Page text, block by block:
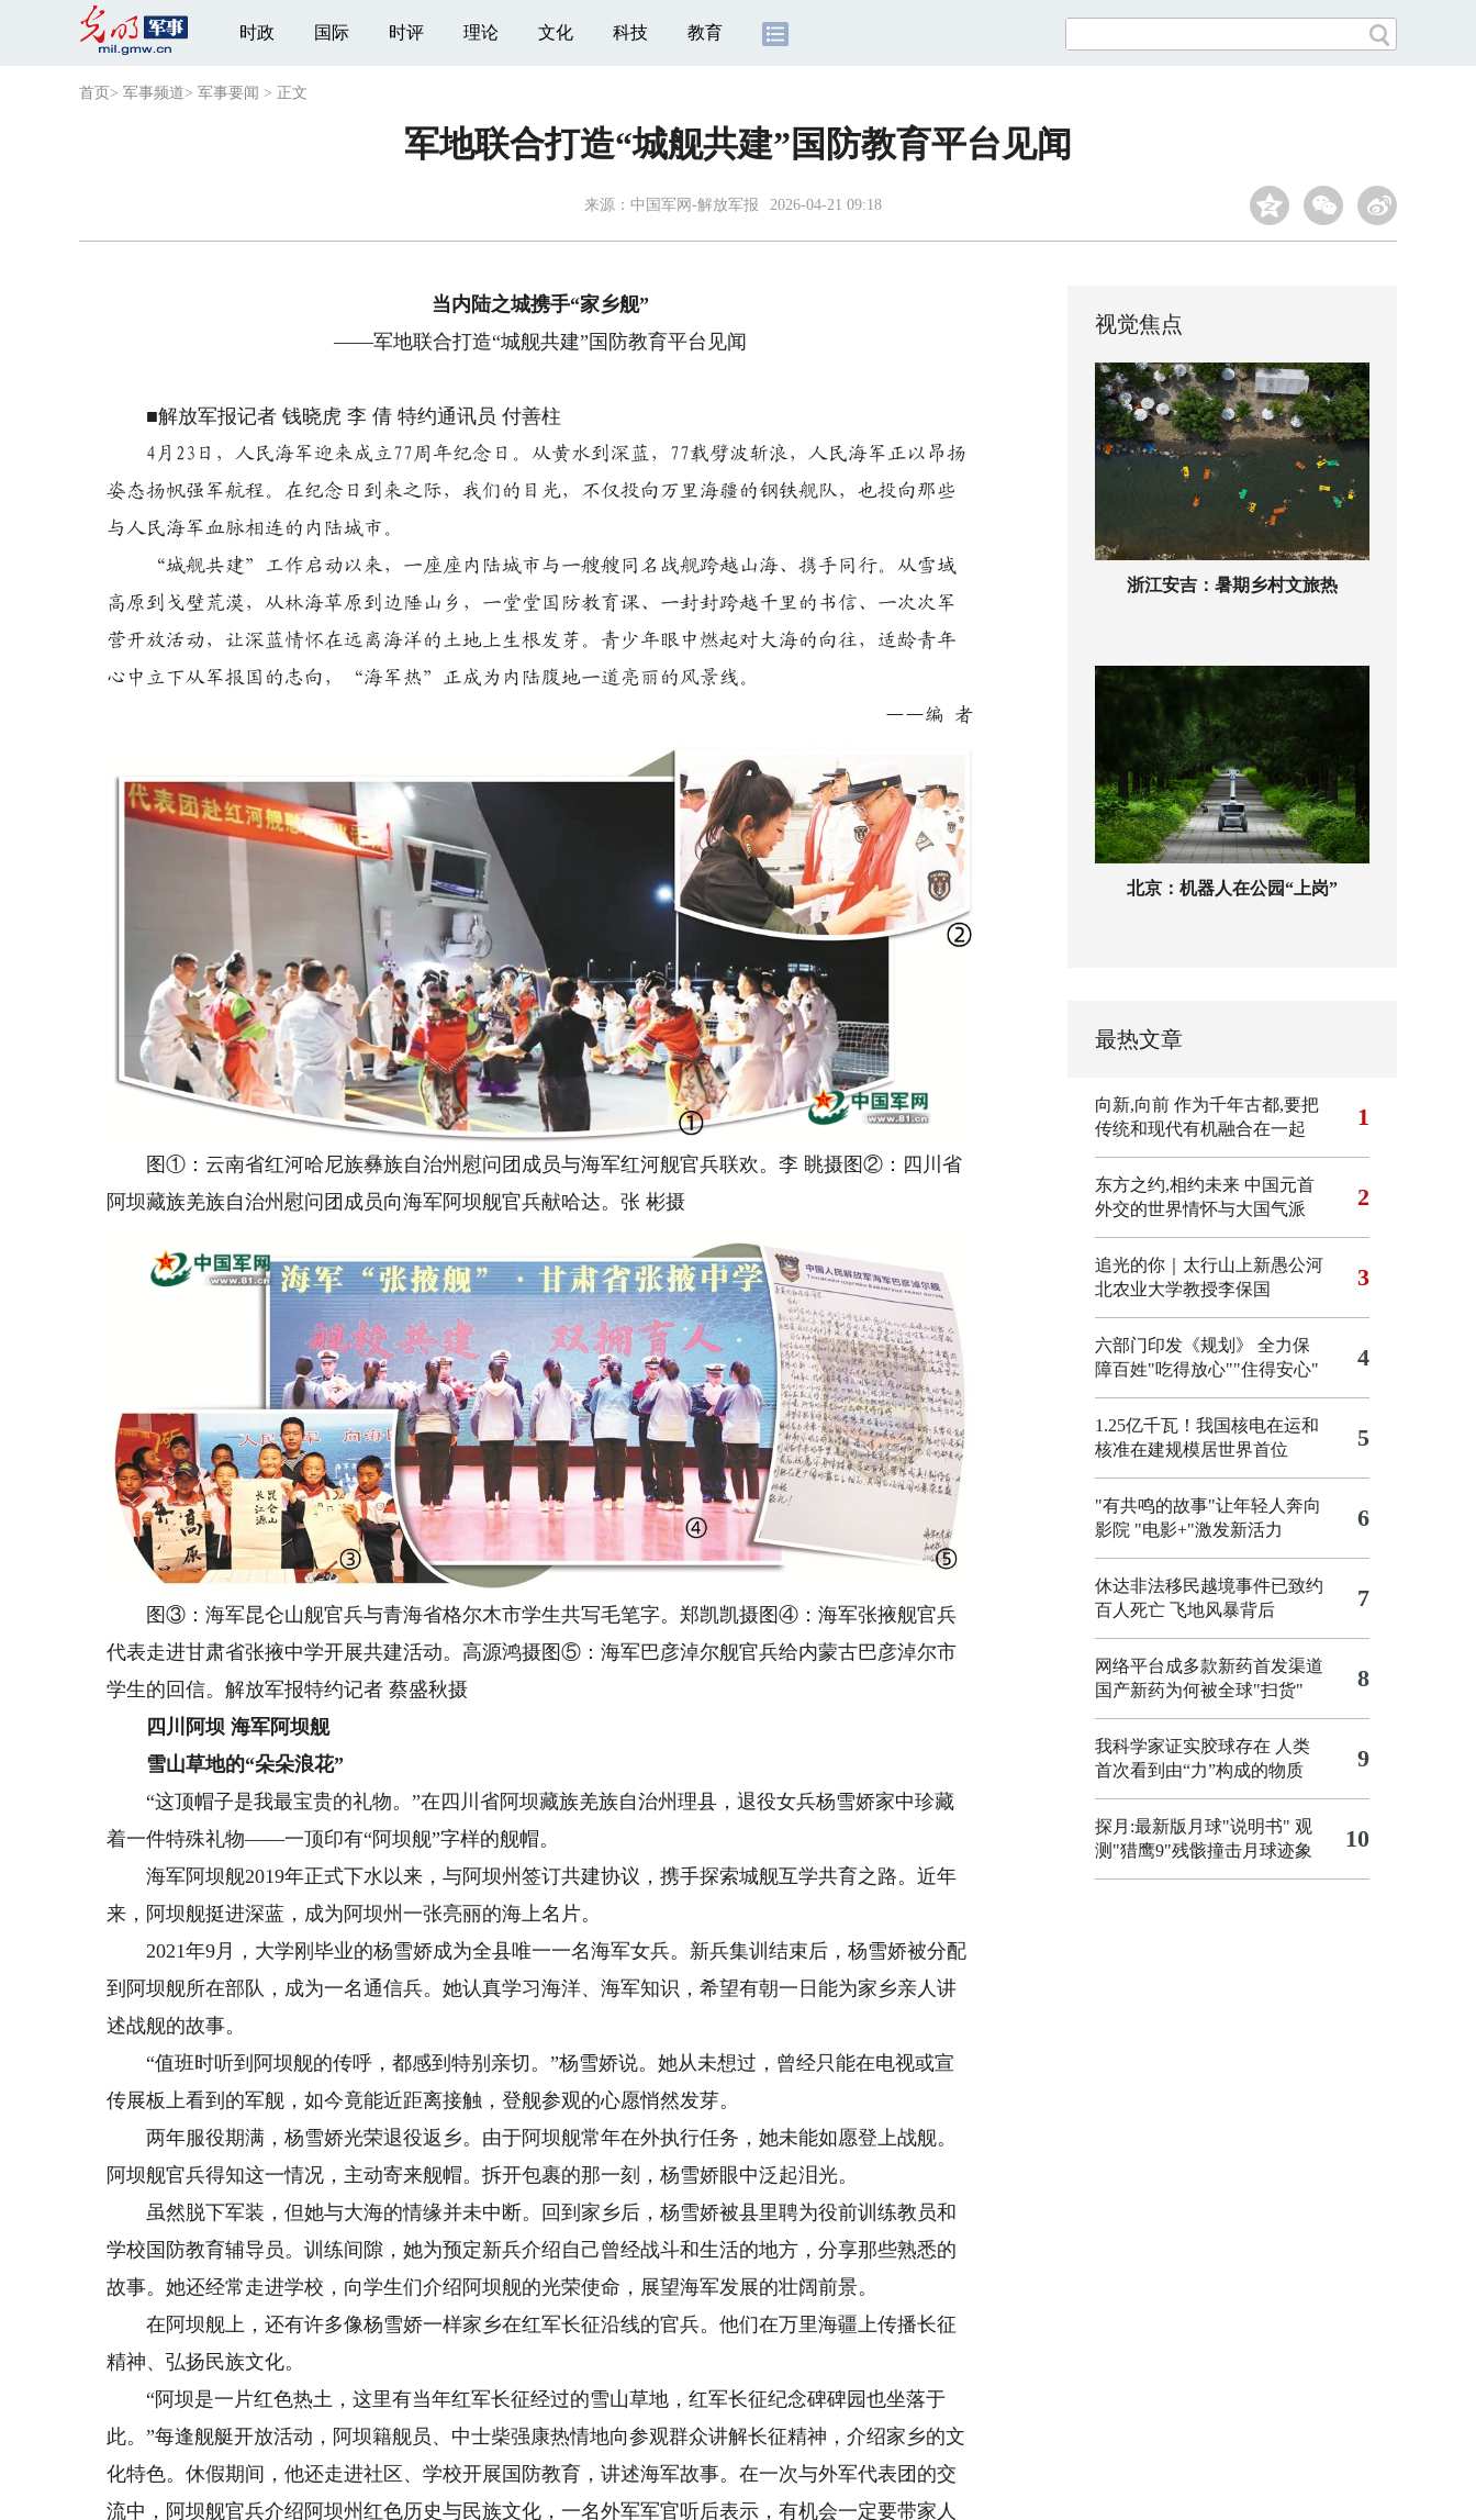
时政 国际 时评 理论 文化 科技 教育
首页 > 军事频道> 军事要闻 > 正文
军地联合打造“城舰共建”国防教育平台见闻
来源： 中国军网-解放军报 2026-04-21 09:18
当内陆之城携手“家乡舰”
——军地联合打造“城舰共建”国防教育平台见闻
■解放军报记者 钱晓虎 李 倩 特约通讯员 付善柱
4月23日，人民海军迎来成立77周年纪念日。从黄水到深蓝，77载劈波斩浪，人民海军正以昂扬
姿态扬帆强军航程。在纪念日到来之际，我们的目光，不仅投向万里海疆的钢铁舰队，也投向那些
与人民海军血脉相连的内陆城市。
“城舰共建”工作启动以来，一座座内陆城市与一艘艘同名战舰跨越山海、携手同行。从雪域
高原到戈壁荒漠，从林海草原到边陲山乡，一堂堂国防教育课、一封封跨越千里的书信、一次次军
营开放活动，让深蓝情怀在远离海洋的土地上生根发芽。青少年眼中燃起对大海的向往，适龄青年
心中立下从军报国的志向，“海军热”正成为内陆腹地一道亮丽的风景线。
——编 者
图①：云南省红河哈尼族彝族自治州慰问团成员与海军红河舰官兵联欢。李 眺摄图②：四川省
阿坝藏族羌族自治州慰问团成员向海军阿坝舰官兵献哈达。张 彬摄
图③：海军昆仑山舰官兵与青海省格尔木市学生共写毛笔字。郑凯凯摄图④：海军张掖舰官兵
代表走进甘肃省张掖中学开展共建活动。高源鸿摄图⑤：海军巴彦淖尔舰官兵给内蒙古巴彦淖尔市
学生的回信。解放军报特约记者 蔡盛秋摄
四川阿坝 海军阿坝舰
雪山草地的“朵朵浪花”
“这顶帽子是我最宝贵的礼物。”在四川省阿坝藏族羌族自治州理县，退役女兵杨雪娇家中珍藏
着一件特殊礼物——一顶印有“阿坝舰”字样的舰帽。
海军阿坝舰2019年正式下水以来，与阿坝州签订共建协议，携手探索城舰互学共育之路。近年
来，阿坝舰挺进深蓝，成为阿坝州一张亮丽的海上名片。
2021年9月，大学刚毕业的杨雪娇成为全县唯一一名海军女兵。新兵集训结束后，杨雪娇被分配
到阿坝舰所在部队，成为一名通信兵。她认真学习海洋、海军知识，希望有朝一日能为家乡亲人讲
述战舰的故事。
“值班时听到阿坝舰的传呼，都感到特别亲切。”杨雪娇说。她从未想过，曾经只能在电视或宣
传展板上看到的军舰，如今竟能近距离接触，登舰参观的心愿悄然发芽。
两年服役期满，杨雪娇光荣退役返乡。由于阿坝舰常年在外执行任务，她未能如愿登上战舰。
阿坝舰官兵得知这一情况，主动寄来舰帽。拆开包裹的那一刻，杨雪娇眼中泛起泪光。
虽然脱下军装，但她与大海的情缘并未中断。回到家乡后，杨雪娇被县里聘为役前训练教员和
学校国防教育辅导员。训练间隙，她为预定新兵介绍自己曾经战斗和生活的地方，分享那些熟悉的
故事。她还经常走进学校，向学生们介绍阿坝舰的光荣使命，展望海军发展的壮阔前景。
在阿坝舰上，还有许多像杨雪娇一样家乡在红军长征沿线的官兵。他们在万里海疆上传播长征
精神、弘扬民族文化。
“阿坝是一片红色热土，这里有当年红军长征经过的雪山草地，红军长征纪念碑碑园也坐落于
此。”每逢舰艇开放活动，阿坝籍舰员、中士柴强康热情地向参观群众讲解长征精神，介绍家乡的文
化特色。休假期间，他还走进社区、学校开展国防教育，讲述海军故事。在一次与外军代表团的交
流中，阿坝舰官兵介绍阿坝州红色历史与民族文化，一名外军军官听后表示，有机会一定要带家人
视觉焦点
浙江安吉：暑期乡村文旅热
北京：机器人在公园“上岗”
最热文章
向新,向前 作为千年古都,要把
传统和现代有机融合在一起
1
东方之约,相约未来 中国元首
外交的世界情怀与大国气派
2
追光的你｜太行山上新愚公河
北农业大学教授李保国
3
六部门印发《规划》 全力保
障百姓"吃得放心""住得安心"
4
1.25亿千瓦！我国核电在运和
核准在建规模居世界首位
5
"有共鸣的故事"让年轻人奔向
影院 "电影+"激发新活力 6
休达非法移民越境事件已致约
百人死亡 飞地风暴背后 7
网络平台成多款新药首发渠道
国产新药为何被全球"扫货"
8
我科学家证实胶球存在 人类
首次看到由“力”构成的物质
9
探月:最新版月球"说明书" 观
测"猎鹰9"残骸撞击月球迹象
10